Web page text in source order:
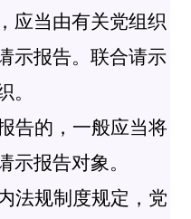
应当由有关党组织
示报告。联合请示
。
告的，一般应当将
示报告对象。
法规制度规定，党